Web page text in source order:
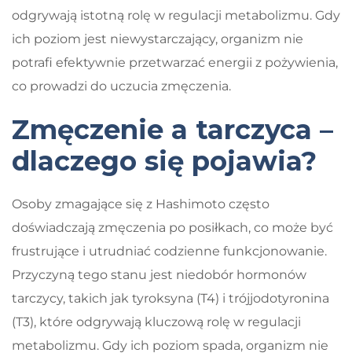
odgrywają istotną rolę w regulacji metabolizmu. Gdy
ich poziom jest niewystarczający, organizm nie
potrafi efektywnie przetwarzać energii z pożywienia,
co prowadzi do uczucia zmęczenia.
Zmęczenie a tarczyca –
dlaczego się pojawia?
Osoby zmagające się z Hashimoto często
doświadczają zmęczenia po posiłkach, co może być
frustrujące i utrudniać codzienne funkcjonowanie.
Przyczyną tego stanu jest niedobór hormonów
tarczycy, takich jak tyroksyna (T4) i trójjodotyronina
(T3), które odgrywają kluczową rolę w regulacji
metabolizmu. Gdy ich poziom spada, organizm nie